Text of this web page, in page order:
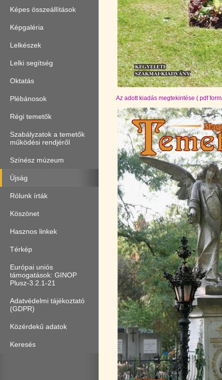
Képes összeállítások
Képgaléria
Lelkészek
Lelki segítség
Oktatás
Plébánosok
Régi temetők
Szabályzatok a temetők
működési rendjéről
Színész múzeum
Újság
Rólunk írták
Köszönet
Hasznos linkek
Térkép
Európai uniós
támogatások: GINOP
Plusz-3.2.1-21
Adatvédelmi tájékoztató
(GDPR)
Közérdekű adatok
Keresés
Az adott kiadás megtekintése ( pdf